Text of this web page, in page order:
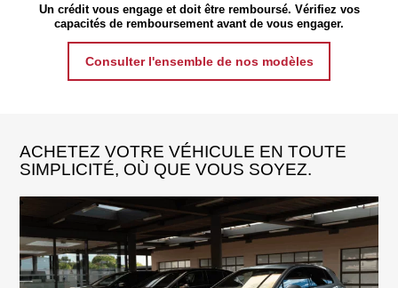
Un crédit vous engage et doit être remboursé. Vérifiez vos
capacités de remboursement avant de vous engager.
Consulter l'ensemble de nos modèles
ACHETEZ VOTRE VÉHICULE EN TOUTE
SIMPLICITÉ, OÙ QUE VOUS SOYEZ.